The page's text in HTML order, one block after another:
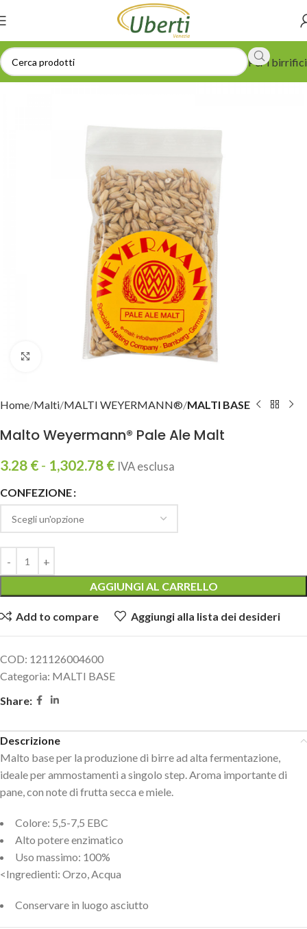
Per i birrifici
Clicca per ingrandire
Home Malti MALTI WEYERMANN® MALTI BASE
Malto Weyermann® Pale Ale Malt
3.28 € - 1,302.78 € IVA esclusa
CONFEZIONE
AGGIUNGI AL CARRELLO
Add to compare Aggiungi alla lista dei desideri
COD: 121126004600
Categoria: MALTI BASE
Share:
Descrizione
Malto base per la produzione di birre ad alta fermentazione,
ideale per ammostamenti a singolo step. Aroma importante di
pane, con note di frutta secca e miele.
Colore: 5,5-7,5 EBC
Alto potere enzimatico
Uso massimo: 100%
<Ingredienti: Orzo, Acqua
Conservare in luogo asciutto